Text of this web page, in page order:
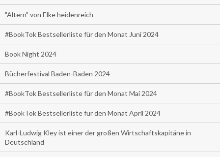
"Altern" von Elke heidenreich
#BookTok Bestsellerliste für den Monat Juni 2024
Book Night 2024
Bücherfestival Baden-Baden 2024
#BookTok Bestsellerliste für den Monat Mai 2024
#BookTok Bestsellerliste für den Monat April 2024
Karl-Ludwig Kley ist einer der großen Wirtschaftskapitäne in
Deutschland